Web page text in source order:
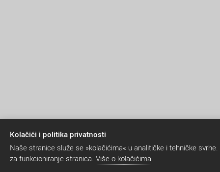
Kolačići i politika privatnosti
Naše stranice služe se »kolačićima« u analitičke i tehničke
za funkcioniranje stranica. Više o kolačićima